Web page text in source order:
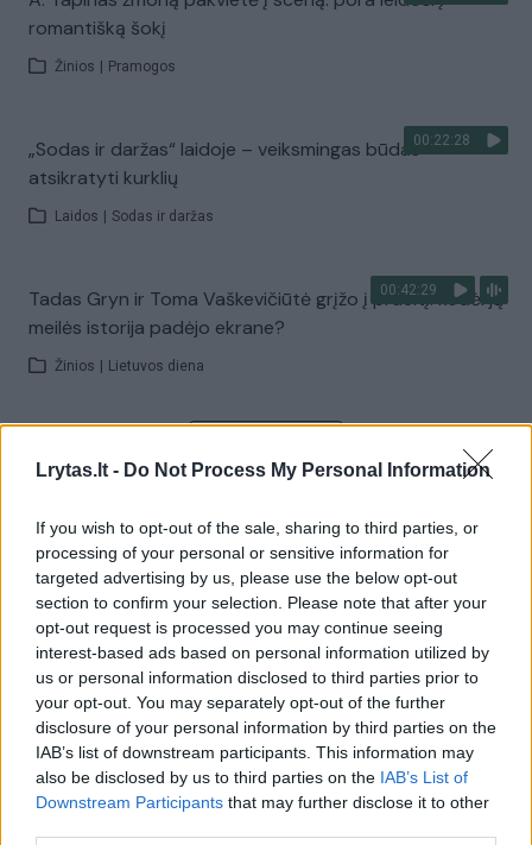
Lrytas.lt - Do Not Process My Personal Information
If you wish to opt-out of the sale, sharing to third parties, or
processing of your personal or sensitive information for
targeted advertising by us, please use the below opt-out
section to confirm your selection. Please note that after your
opt-out request is processed you may continue seeing
interest-based ads based on personal information utilized by
us or personal information disclosed to third parties prior to
your opt-out. You may separately opt-out of the further
disclosure of your personal information by third parties on the
IAB’s list of downstream participants. This information may
also be disclosed by us to third parties on the IAB’s List of
Downstream Participants that may further disclose it to other
romantišką šokį
Žinios Pramogos
00:22:28
„Sodas ir daržas“ laidoje – veiksmingas būdas
atsikratyti kurklių
Laidos Sodas ir daržas
00:42:29
Tadas Gryn ir Toma Vaškevičiūtė grįžo į praeitį: kodėl jų
meilės istorija padėjo ekrane?
Žinios Lietuvos diena
Žiūrimiausi įrašai
00:00:30
Vaizdai iš tragiškos avarijos Vilniaus r.: dviejų moterų ir
vaiko gyvybių išgelbėti nepavyko
Žinios Lietuvos diena
00:00:57
Savaitės vidurys nusimato karštas: temperatūra kils iki